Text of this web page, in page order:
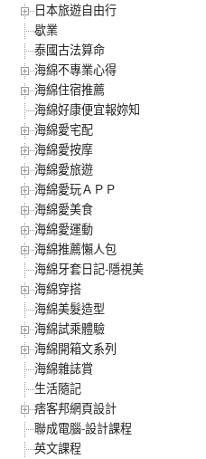
日本旅遊自由行
歇業
泰國古法算命
海綿不專業心得
海綿住宿推薦
海綿好康便宜報妳知
海綿愛宅配
海綿愛按摩
海綿愛旅遊
海綿愛玩ＡＰＰ
海綿愛美食
海綿愛運動
海綿推薦懶人包
海綿牙套日記-隱視美
海綿穿搭
海綿美髮造型
海綿試乘體驗
海綿開箱文系列
海綿雜誌賞
生活隨記
痞客邦網頁設計
聯成電腦-設計課程
英文課程